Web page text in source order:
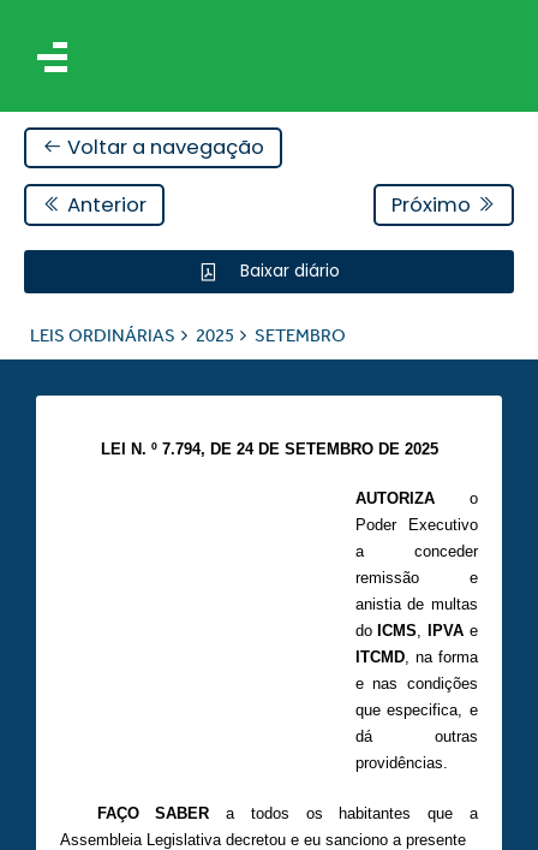
Voltar a navegação
Anterior Próximo
Baixar diário
LEIS ORDINÁRIAS 2025 SETEMBRO
LEI N. º 7.794, DE 24 DE SETEMBRO DE 2025
AUTORIZAo
Poder Executivo
a conceder
remissão e
anistia de multas
do ICMS, IPVA e
ITCMD, na forma
e nas condições
que especifica, e
dá outras
providências.
FAÇO SABER a todos os habitantes que a
Assembleia Legislativa decretou e eu sanciono a presente